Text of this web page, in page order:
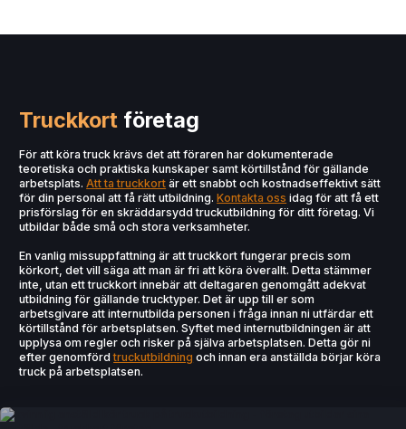
Truckkort företag
För att köra truck krävs det att föraren har dokumenterade
teoretiska och praktiska kunskaper samt körtillstånd för gällande
arbetsplats.Att ta truckkort är ett snabbt och kostnadseffektivt sätt
för din personal att få rätt utbildning.Kontakta oss idag för att få ett
prisförslag för en skräddarsydd truckutbildning för ditt företag. Vi
utbildar både små och stora verksamheter.
En vanlig missuppfattning är att truckkort fungerar precis som
körkort, det vill säga att man är fri att köra överallt. Detta stämmer
inte, utan ett truckkort innebär att deltagaren genomgått adekvat
utbildning för gällande trucktyper. Det är upp till er som
arbetsgivare att internutbilda personen i fråga innan ni utfärdar ett
körtillstånd för arbetsplatsen. Syftet med internutbildningen är att
upplysa om regler och risker på själva arbetsplatsen. Detta gör ni
efter genomfördtruckutbildning och innan era anställda börjar köra
truck på arbetsplatsen.